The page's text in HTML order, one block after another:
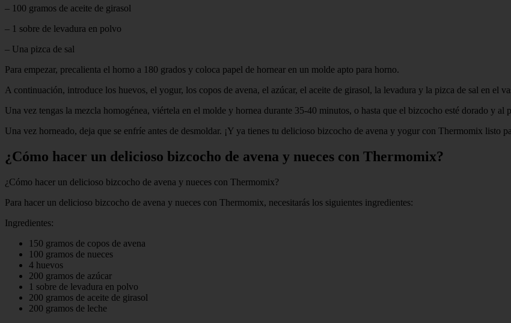
– 100 gramos de aceite de girasol
– 1 sobre de levadura en polvo
– Una pizca de sal
Para empezar, precalienta el horno a 180 grados y coloca papel de hornear en un molde apto para horno.
A continuación, introduce los huevos, el yogur, los copos de avena, el azúcar, el aceite de girasol, la levadura y la pizca de sal en el
Una vez tengas la mezcla homogénea, viértela en el molde y hornea durante 35-40 minutos, o hasta que el bizcocho esté dorado y
Una vez horneado, deja que se enfríe antes de desmoldar. ¡Y ya tienes tu delicioso bizcocho de avena y yogur con Thermomix listo
¿Cómo hacer un delicioso bizcocho de avena y nueces con Thermomix?
¿Cómo hacer un delicioso bizcocho de avena y nueces con Thermomix?
Para hacer un delicioso bizcocho de avena y nueces con Thermomix, necesitarás los siguientes ingredientes:
Ingredientes:
150 gramos de copos de avena
100 gramos de nueces
4 huevos
200 gramos de azúcar
1 sobre de levadura en polvo
200 gramos de aceite de girasol
200 gramos de leche